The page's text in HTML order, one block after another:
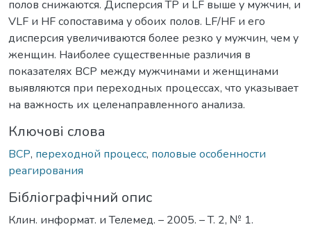
полов снижаются. Дисперсия ТР и LF выше у мужчин, и
VLF и HF сопоставима у обоих полов. LF/HF и его
дисперсия увеличиваются более резко у мужчин, чем у
женщин. Наиболее существенные различия в
показателях ВСР между мужчинами и женщинами
выявляются при переходных процессах, что указывает
на важность их целенаправленного анализа.
Ключові слова
ВСР, переходной процесс, половые особенности
реагирования
Бібліографічний опис
Клин. информат. и Телемед. – 2005. – T. 2, № 1.